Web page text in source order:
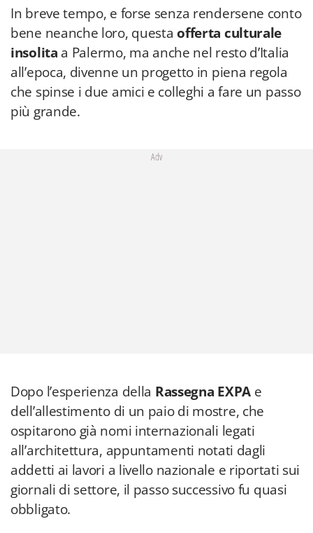
In breve tempo, e forse senza rendersene conto
bene neanche loro, questa offerta culturale
insolita a Palermo, ma anche nel resto d’Italia
all’epoca, divenne un progetto in piena regola
che spinse i due amici e colleghi a fare un passo
più grande.
Adv
Dopo l’esperienza della Rassegna EXPAe
dell’allestimento di un paio di mostre, che
ospitarono già nomi internazionali legati
all’architettura, appuntamenti notati dagli
addetti ai lavori a livello nazionale e riportati sui
giornali di settore, il passo successivo fu quasi
obbligato.